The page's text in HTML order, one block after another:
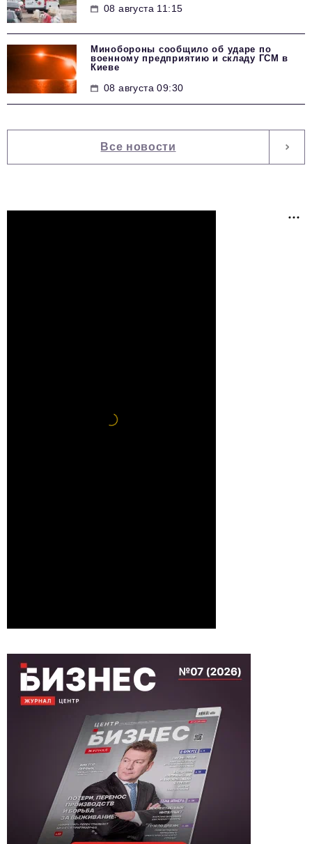
08 августа 11:15
Минобороны сообщило об ударе по
военному предприятию и складу ГСМ в
Киеве
08 августа 09:30
Все новости